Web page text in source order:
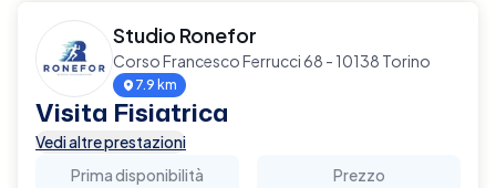
Studio Ronefor
Corso Francesco Ferrucci 68 - 10138 Torino
7.9 km
Visita Fisiatrica
Vedi altre prestazioni
Prima disponibilità
Prezzo